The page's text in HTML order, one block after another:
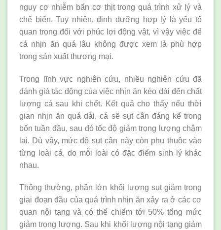
nguy cơ nhiễm bẩn cơ thịt trong quá trình xử lý và
chế biến. Tuy nhiên, dinh dưỡng hợp lý là yếu tố
quan trọng đối với phúc lợi động vật, vì vậy việc để
cá nhịn ăn quá lâu không được xem là phù hợp
trong sản xuất thương mại.
Trong lĩnh vực nghiên cứu, nhiều nghiên cứu đã
đánh giá tác động của việc nhịn ăn kéo dài đến chất
lượng cá sau khi chết. Kết quả cho thấy nếu thời
gian nhịn ăn quá dài, cá sẽ sụt cân đáng kể trong
bốn tuần đầu, sau đó tốc độ giảm trọng lượng chậm
lại. Dù vậy, mức độ sụt cân này còn phụ thuộc vào
từng loài cá, do mỗi loài có đặc điểm sinh lý khác
nhau.
Thông thường, phần lớn khối lượng sụt giảm trong
giai đoạn đầu của quá trình nhịn ăn xảy ra ở các cơ
quan nội tạng và có thể chiếm tới 50% tổng mức
giảm trọng lượng. Sau khi khối lượng nội tạng giảm